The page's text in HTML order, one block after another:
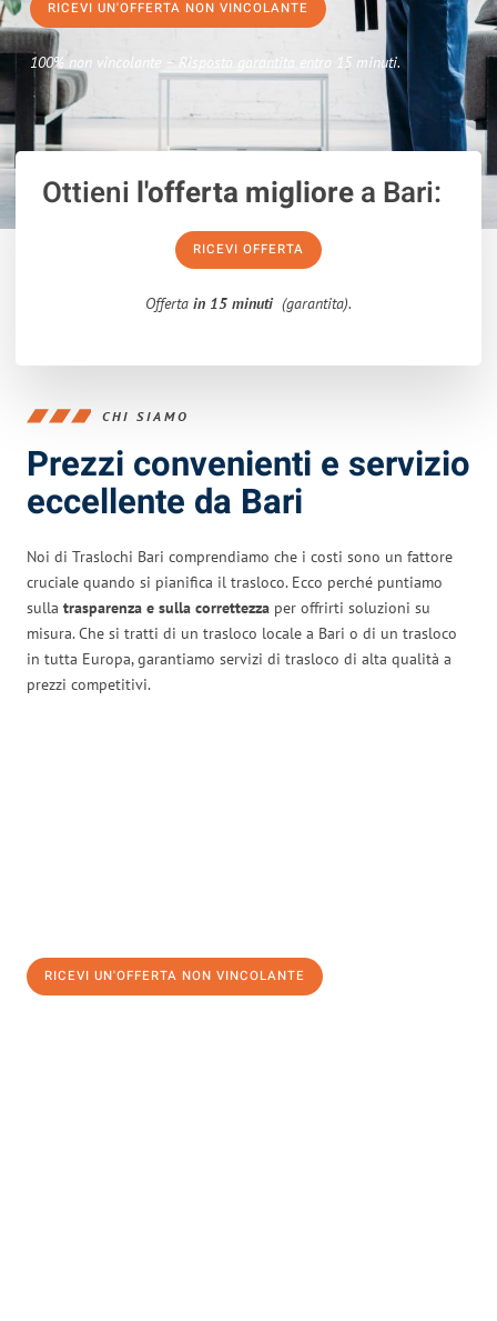
RICEVI UN'OFFERTA NON VINCOLANTE
100% non vincolante – Risposta garantita entro 15 minuti.
Ottieni l'offerta migliorea Bari:
RICEVI OFFERTA
Offerta in 15 minuti (garantita).
CHI SIAMO
Prezzi convenienti e servizio
eccellente da Bari
Noi di Traslochi Bari comprendiamo che i costi sono un fattore
cruciale quando si pianifica il trasloco. Ecco perché puntiamo
sulla trasparenza e sulla correttezza per offrirti soluzioni su
misura. Che si tratti di un trasloco locale a Bari o di un trasloco
in tutta Europa, garantiamo servizi di trasloco di alta qualità a
prezzi competitivi.
RICEVI UN'OFFERTA NON VINCOLANTE